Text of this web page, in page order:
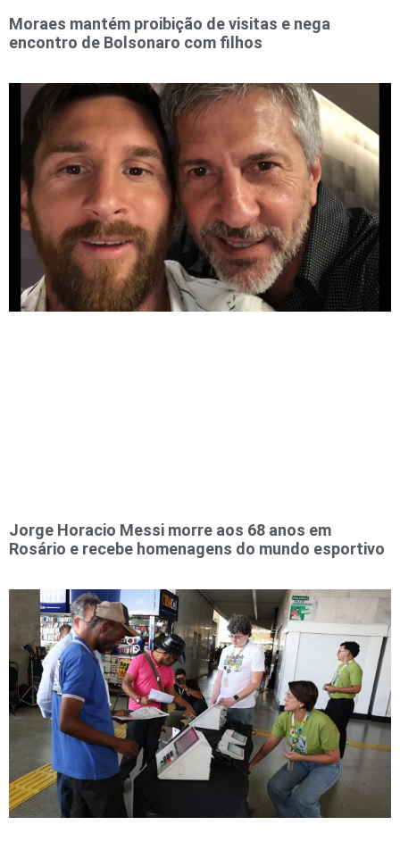
Moraes mantém proibição de visitas e nega
encontro de Bolsonaro com filhos
Jorge Horacio Messi morre aos 68 anos em
Rosário e recebe homenagens do mundo esportivo